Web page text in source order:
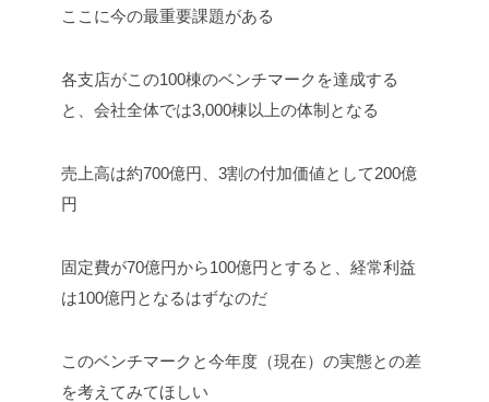
ここに今の最重要課題がある
各支店がこの100棟のベンチマークを達成する
と、会社全体では3,000棟以上の体制となる
売上高は約700億円、3割の付加価値として200億
円
固定費が70億円から100億円とすると、経常利益
は100億円となるはずなのだ
このベンチマークと今年度（現在）の実態との差
を考えてみてほしい